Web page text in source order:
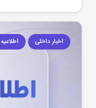
اخبار داخلی